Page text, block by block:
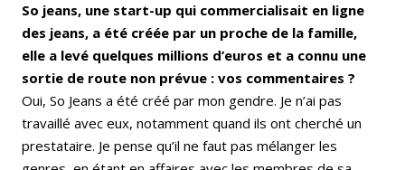
So jeans, une start-up qui commercialisait en ligne
des jeans, a été créée par un proche de la famille,
elle a levé quelques millions d’euros et a connu une
sortie de route non prévue : vos commentaires ?
Oui, So Jeans a été créé par mon gendre. Je n’ai pas
travaillé avec eux, notamment quand ils ont cherché un
prestataire. Je pense qu’il ne faut pas mélanger les